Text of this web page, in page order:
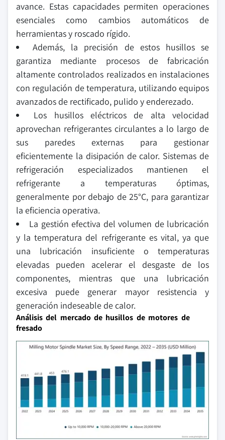
avance. Estas capacidades permiten operaciones
esenciales como cambios automáticos de
herramientas y roscado rígido.
Además, la precisión de estos husillos se
garantiza mediante procesos de fabricación
altamente controlados realizados en instalaciones
con regulación de temperatura, utilizando equipos
avanzados de rectificado, pulido y enderezado.
Los husillos eléctricos de alta velocidad
aprovechan refrigerantes circulantes a lo largo de
sus paredes externas para gestionar
eficientemente la disipación de calor. Sistemas de
refrigeración especializados mantienen el
refrigerante a temperaturas óptimas,
generalmente por debajo de 25°C, para garantizar
la eficiencia operativa.
La gestión efectiva del volumen de lubricación
y la temperatura del refrigerante es vital, ya que
una lubricación insuficiente o temperaturas
elevadas pueden acelerar el desgaste de los
componentes, mientras que una lubricación
excesiva puede generar mayor resistencia y
generación indeseable de calor.
Análisis del mercado de husillos de motores de
fresado